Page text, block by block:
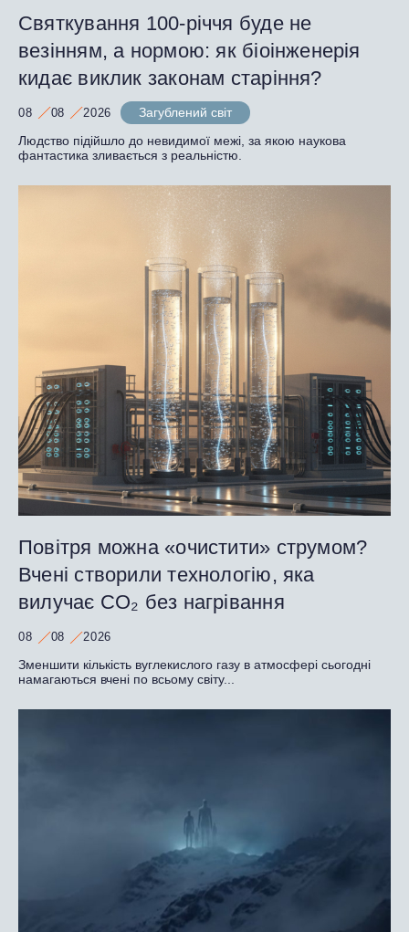
Святкування 100-річчя буде не
везінням, а нормою: як біоінженерія
кидає виклик законам старіння?
08 08 2026
Загублений світ
Людство підійшло до невидимої межі, за якою наукова
фантастика зливається з реальністю.
Повітря можна «очистити» струмом?
Вчені створили технологію, яка
вилучає CO₂ без нагрівання
08 08 2026
Зменшити кількість вуглекислого газу в атмосфері сьогодні
намагаються вчені по всьому світу...